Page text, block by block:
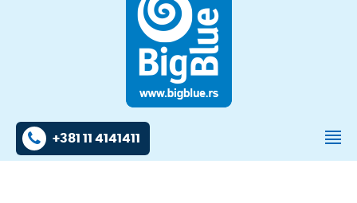
+381 11 4141411